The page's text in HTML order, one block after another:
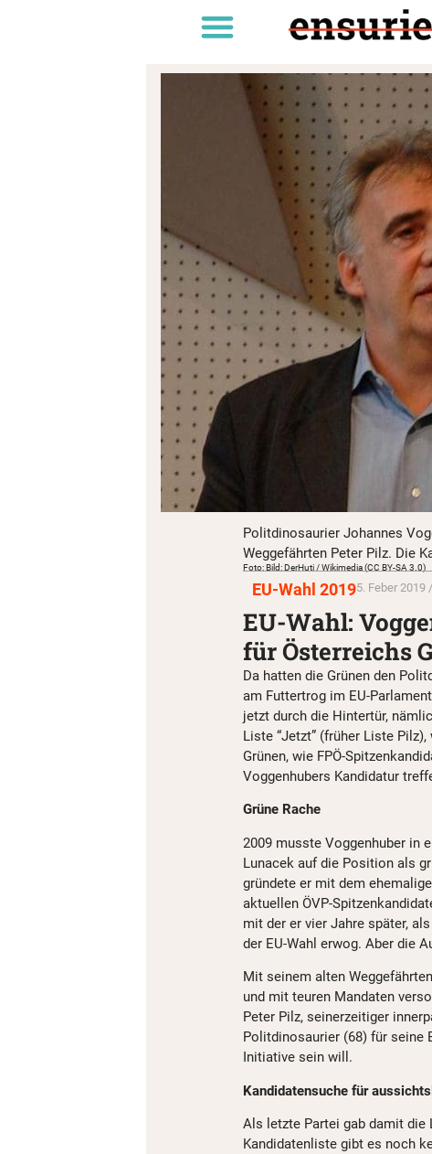
Politdinosaurier Johannes
Weggefährten Peter Pilz. Die
Foto: Bild: DerHuti / Wikimedia (CC BY-SA 3.0)
EU-Wahl 20195. Feber 2019
EU-Wahl:
für Österreichs
Da hatten die Grünen den
am Futtertrog im EU-
jetzt durch die Hintertür,
Liste “Jetzt” (früher Liste
Grünen, wie FPÖ-
Voggenhubers Kandidatur
Grüne Rache
2009 musste Voggenhuber in
Lunacek auf die Position als
gründete er mit dem
aktuellen ÖVP-
mit der er vier Jahre später,
der EU-Wahl erwog. Aber die
Mit seinem alten
und mit teuren Mandaten
Peter Pilz, seinerzeitiger
Politdinosaurier (68) für seine
Initiative sein will.
Kandidatensuche für
Als letzte Partei gab damit die
Kandidatenliste gibt es noch